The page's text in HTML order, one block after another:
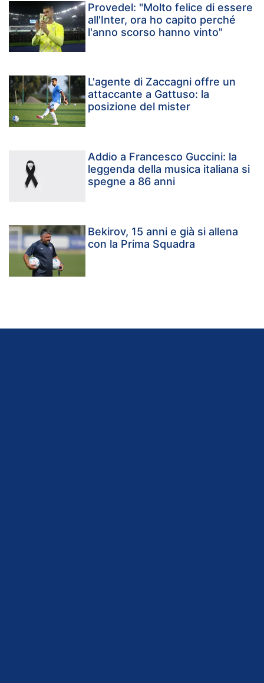
Provedel: "Molto felice di essere
all'Inter, ora ho capito perché
l'anno scorso hanno vinto"
L'agente di Zaccagni offre un
attaccante a Gattuso: la
posizione del mister
Addio a Francesco Guccini: la
leggenda della musica italiana si
spegne a 86 anni
Bekirov, 15 anni e già si allena
con la Prima Squadra